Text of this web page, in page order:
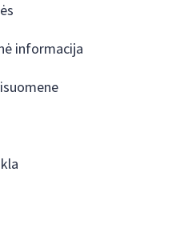
informacija